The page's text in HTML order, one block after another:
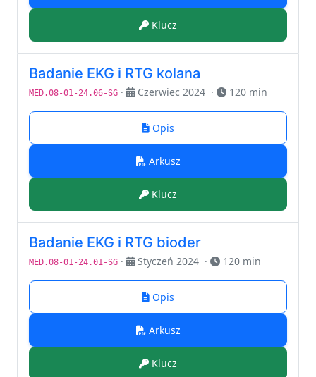
Klucz
Badanie EKG i RTG kolana
MED.08-01-24.06-SG · Czerwiec 2024 · 120 min
Opis
Arkusz
Klucz
Badanie EKG i RTG bioder
MED.08-01-24.01-SG · Styczeń 2024 · 120 min
Opis
Arkusz
Klucz